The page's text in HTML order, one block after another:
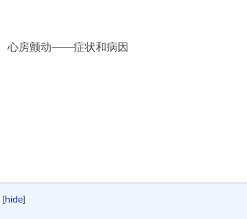
心房颤动——症状和病因
[hide]